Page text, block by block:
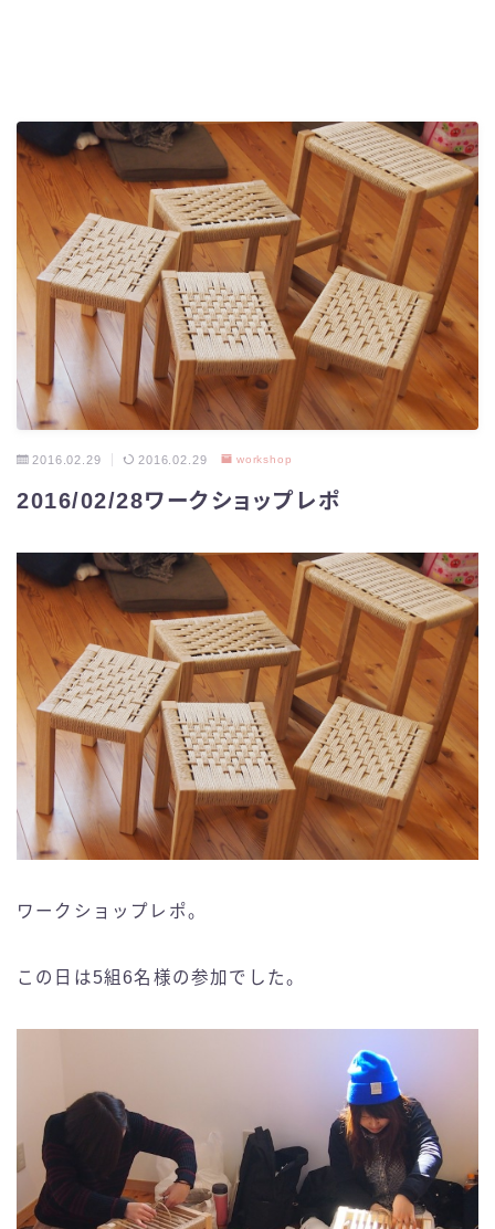
2016.02.29 2016.02.29 workshop
2016/02/28ワークショップレポ
ワークショップレポ。
この日は5組6名様の参加でした。